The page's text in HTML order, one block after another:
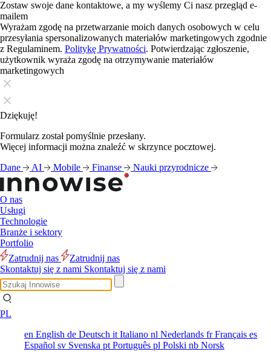
Zostaw swoje dane kontaktowe, a my wyślemy Ci nasz przegląd e-
mailem
Wyrażam zgodę na przetwarzanie moich danych osobowych w celu
przesyłania spersonalizowanych materiałów marketingowych zgodnie
z Regulaminem. Politykę Prywatności. Potwierdzając zgłoszenie,
użytkownik wyraża zgodę na otrzymywanie materiałów
marketingowych
Dziękuję!
Formularz został pomyślnie przesłany.
Więcej informacji można znaleźć w skrzynce pocztowej.
Dane
AI Mobile Finanse Nauki przyrodnicze
O nas
Usługi
Technologie
Branże i sektory
Portfolio
Zatrudnij nas
Zatrudnij nas
Skontaktuj się z nami Skontaktuj się z nami
PL
en English de Deutsch it Italiano nl Nederlands frFrançais es
Español sv Svenska pt Português pl Polski nb Norsk